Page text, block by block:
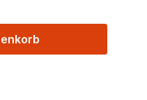
Bouquet
sehr zarten
Eiche (wie frisch